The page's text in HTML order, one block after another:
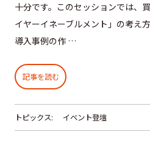
十分です。このセッションでは、
イヤーイネーブルメント」の考え
導入事例の作 …
記事を読む
トピックス: イベント登壇